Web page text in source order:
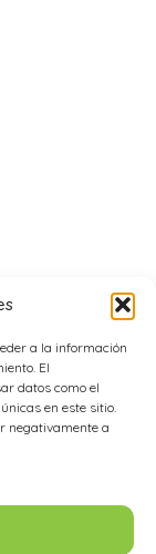
a la información
El
datos como el
en este sitio.
negativamente a